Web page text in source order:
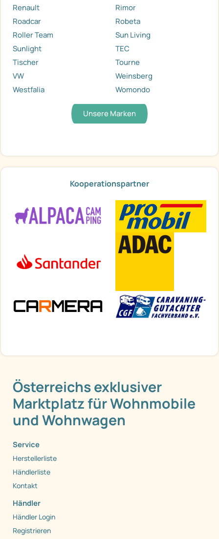
Renault
Rimor
Roadcar
Robeta
Roller Team
Sun Living
Sunlight
TEC
Tischer
Tourne
VW
Weinsberg
Westfalia
Womondo
Unsere Marken
Kooperationspartner
Österreichs exklusiver
Marktplatz für Wohnmobile
und Wohnwagen
Service
Herstellerliste
Händlerliste
Kontakt
Händler
Händler Login
Registrieren